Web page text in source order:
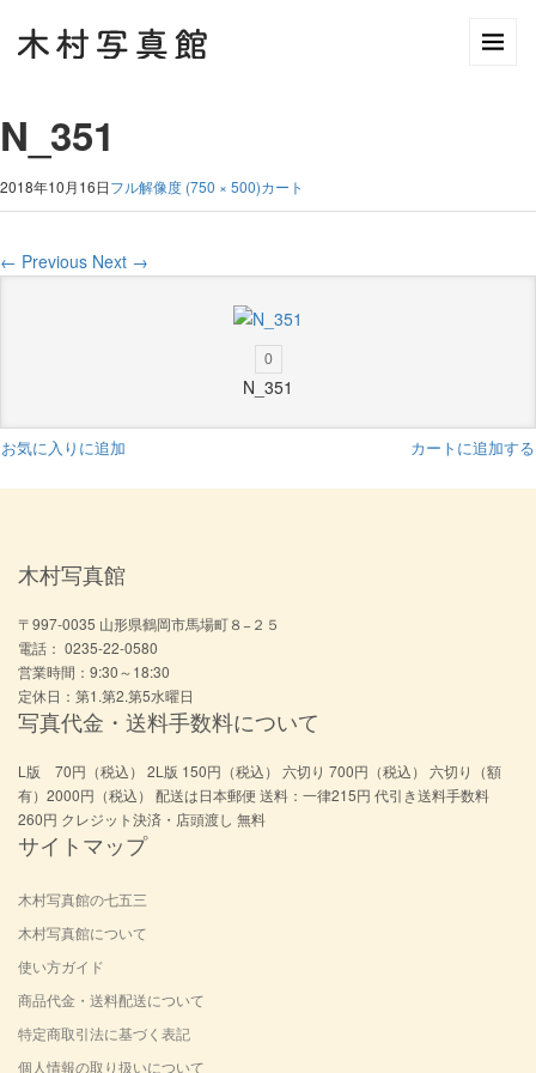
N_351
2018年10月16日フル解像度 (750 × 500)カート
← Previous Next →
0
N_351
お気に入りに追加 カートに追加する
木村写真館
〒997-0035 山形県鶴岡市馬場町８−２５
電話： 0235-22-0580
営業時間：9:30～18:30
定休日：第1.第2.第5水曜日
写真代金・送料手数料について
L版 70円（税込） 2L版 150円（税込） 六切り 700円（税込） 六切り（額
有）2000円（税込） 配送は日本郵便 送料：一律215円 代引き送料手数料
260円 クレジット決済・店頭渡し 無料
サイトマップ
木村写真館の七五三
木村写真館について
使い方ガイド
商品代金・送料配送について
特定商取引法に基づく表記
個人情報の取り扱いについて